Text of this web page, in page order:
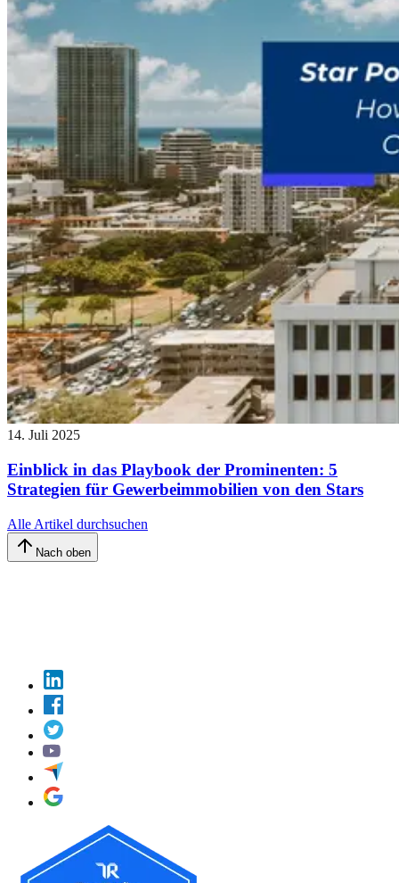
14. Juli 2025
Einblick in das Playbook der Prominenten: 5
Strategien für Gewerbeimmobilien von den Stars
Alle Artikel durchsuchen
Nach oben